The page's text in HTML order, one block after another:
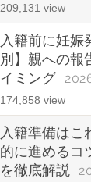
209,131 view
入籍前に妊娠
別】親への報
イミング
174,858 view
入籍準備はこ
的に進めるコ
を徹底解説